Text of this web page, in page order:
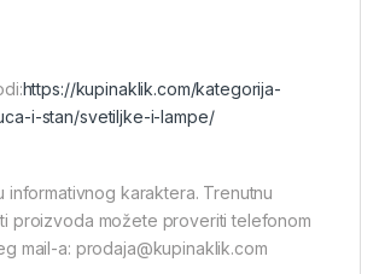
https://kupinaklik.com/kategorija-
i-stan/svetiljke-i-lampe/
informativnog karaktera. Trenutnu
proizvoda možete proveriti telefonom
mail-a: prodaja@kupinaklik.com